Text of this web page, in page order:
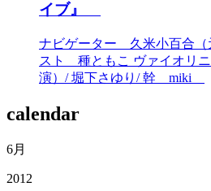
イブ』
ナビゲーター 久米小百合（
スト 種ともこ ヴァイオリ
演）/ 堀下さゆり/ 幹 miki
calendar
6月
2012